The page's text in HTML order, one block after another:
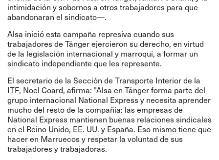
intimidación y sobornos a otros trabajadores para que
abandonaran el sindicato—.
Alsa inició esta campaña represiva cuandosus
trabajadores de Tánger ejercieron su derecho, en virtud
de la legislación internacional y marroquí, a formar un
sindicato independiente que les represente.
El secretario de la Sección de Transporte Interior de la
ITF, Noel Coard, afirma: "Alsa en Tánger forma parte del
grupo internacional National Express y necesita aprender
mucho del resto de la compañía: las empresas de
National Express mantienen buenas relaciones sindicales
en el Reino Unido, EE. UU. y España. Eso mismo tiene que
hacer en Marruecos y respetar la voluntad de sus
trabajadores y trabajadoras.